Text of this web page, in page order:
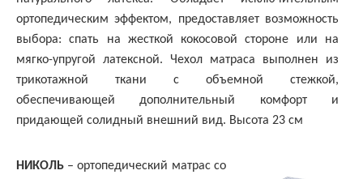
ортопедическим эффектом, предоставляет возможность
выбора: спать на жесткой кокосовой стороне или на
мягко-упругой латексной. Чехол матраса выполнен из
трикотажной ткани с объемной стежкой,
обеспечивающей дополнительный комфорт и
придающей солидный внешний вид. Высота 23 см
НИКОЛЬ – ортопедический матрас со